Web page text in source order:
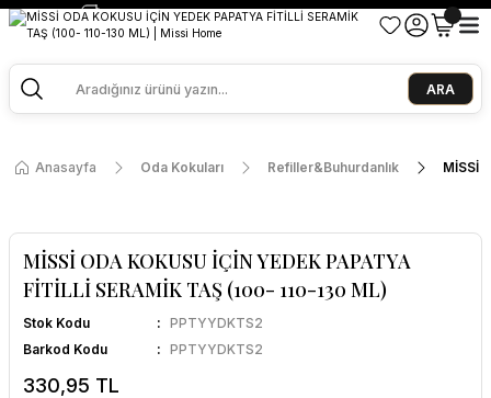
2500 TL ve Üzeri Alışverişlerde Kargo Bedava!
Ege Esintisi 2 Al 1 Öde
Missi Kokularda 3 Al 2 Öde
ARA
Anasayfa Oda Kokuları Refiller&Buhurdanlık MİSSİ
MİSSİ ODA KOKUSU İÇİN YEDEK PAPATYA
FİTİLLİ SERAMİK TAŞ (100- 110-130 ML)
Stok Kodu
PPTYYDKTS2
Barkod Kodu
PPTYYDKTS2
330,95 TL